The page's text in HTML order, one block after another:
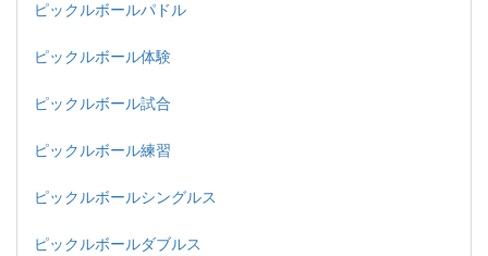
ピックルボールパドル
ピックルボール体験
ピックルボール試合
ピックルボール練習
ピックルボールシングルス
ピックルボールダブルス